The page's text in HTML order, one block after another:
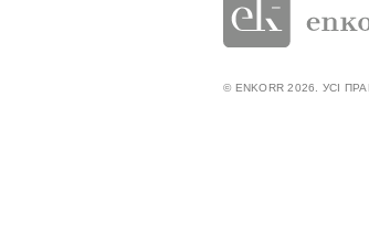
© ENKORR 2026. УСІ